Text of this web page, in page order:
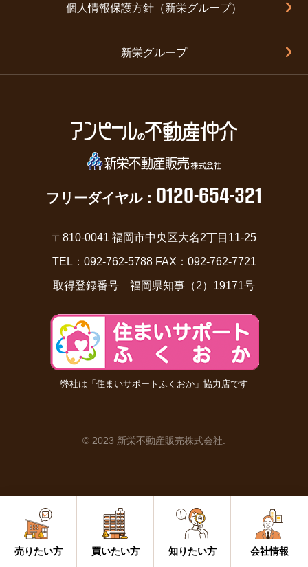
売りたい方
総合不動産グループの特長
買いたい方
おすすめ物件（全ての種類）
知りたい方
会社情報
個人情報保護方針（新栄グループ）
新栄グループ
フリーダイヤル： 0120-654-321
〒810-0041 福岡市中央区大名2丁目11-25
TEL：092-762-5788 FAX：092-762-7721
取得登録番号 福岡県知事（2）19171号
弊社は「住まいサポートふくおか」協力店です
© 2023 新栄不動産販売株式会社.